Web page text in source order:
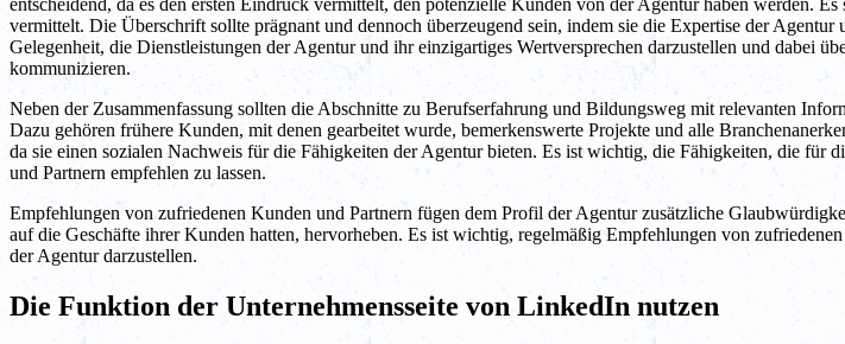
vermittelt. Die Überschrift sollte prägnant und dennoch überzeugend sein, indem sie die Expertise der
Gelegenheit, die Dienstleistungen der Agentur und ihr einzigartiges Wertversprechen darzustellen und dabei
kommunizieren.
Neben der Zusammenfassung sollten die Abschnitte zu Berufserfahrung und Bildungsweg mit relevanten
Dazu gehören frühere Kunden, mit denen gearbeitet wurde, bemerkenswerte Projekte und alle
da sie einen sozialen Nachweis für die Fähigkeiten der Agentur bieten. Es ist wichtig, die Fähigkeiten, die für
und Partnern empfehlen zu lassen.
Empfehlungen von zufriedenen Kunden und Partnern fügen dem Profil der Agentur zusätzliche
auf die Geschäfte ihrer Kunden hatten, hervorheben. Es ist wichtig, regelmäßig Empfehlungen von
der Agentur darzustellen.
Die Funktion der Unternehmensseite von LinkedIn nutzen